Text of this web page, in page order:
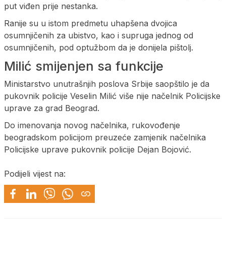
put viđen prije nestanka.
Ranije su u istom predmetu uhapšena dvojica
osumnjičenih za ubistvo, kao i supruga jednog od
osumnjičenih, pod optužbom da je donijela pištolj.
Milić smijenjen sa funkcije
Ministarstvo unutrašnjih poslova Srbije saopštilo je da
pukovnik policije Veselin Milić više nije načelnik Policijske
uprave za grad Beograd.
Do imenovanja novog načelnika, rukovođenje
beogradskom policijom preuzeće zamjenik načelnika
Policijske uprave pukovnik policije Dejan Bojović.
Podijeli vijest na: